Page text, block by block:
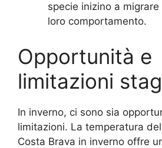
specie inizino a
loro comportamento.
Opportunità e
limitazioni
In inverno, ci sono sia
limitazioni. La temperatura
Costa Brava in inverno offre